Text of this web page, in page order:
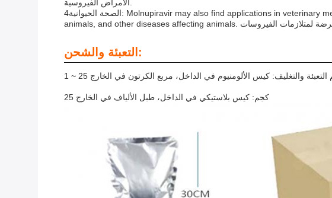
4الصحة الحيوانية: Molnupiravir may also find applications in veterinary medicine for treating viral infections in animals. This could include diseases affecting livestock, companion
التعبئة والشحن:
25 كجم: كيس بلاستيكي في الداخل، طبل الألياف في الخارج